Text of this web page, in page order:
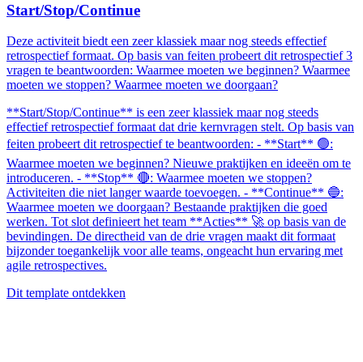
Start/Stop/Continue
Deze activiteit biedt een zeer klassiek maar nog steeds effectief
retrospectief formaat. Op basis van feiten probeert dit retrospectief 3
vragen te beantwoorden: Waarmee moeten we beginnen? Waarmee
moeten we stoppen? Waarmee moeten we doorgaan?
**Start/Stop/Continue** is een zeer klassiek maar nog steeds
effectief retrospectief formaat dat drie kernvragen stelt. Op basis van
feiten probeert dit retrospectief te beantwoorden: - **Start** 🟢:
Waarmee moeten we beginnen? Nieuwe praktijken en ideeën om te
introduceren. - **Stop** 🔴: Waarmee moeten we stoppen?
Activiteiten die niet langer waarde toevoegen. - **Continue** 🔵:
Waarmee moeten we doorgaan? Bestaande praktijken die goed
werken. Tot slot definieert het team **Acties** 🚀 op basis van de
bevindingen. De directheid van de drie vragen maakt dit formaat
bijzonder toegankelijk voor alle teams, ongeacht hun ervaring met
agile retrospectives.
Dit template ontdekken